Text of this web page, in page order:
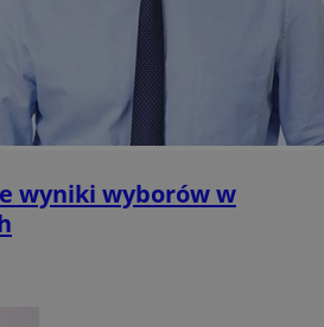
wyniki wyborów w